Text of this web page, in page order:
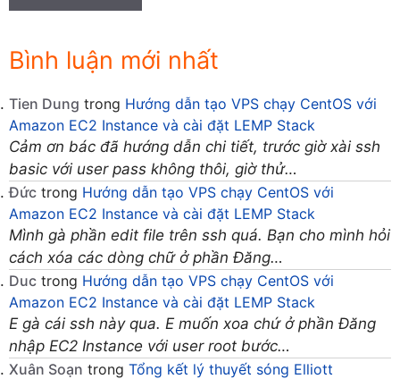
Bình luận mới nhất
Tien Dung trong Hướng dẫn tạo VPS chạy CentOS với
Amazon EC2 Instance và cài đặt LEMP Stack
Cảm ơn bác đã hướng dẫn chi tiết, trước giờ xài ssh
basic với user pass không thôi, giờ thử…
Đức trong Hướng dẫn tạo VPS chạy CentOS với
Amazon EC2 Instance và cài đặt LEMP Stack
Mình gà phần edit file trên ssh quá. Bạn cho mình hỏi
cách xóa các dòng chữ ở phần Đăng…
Duc trong Hướng dẫn tạo VPS chạy CentOS với
Amazon EC2 Instance và cài đặt LEMP Stack
E gà cái ssh này qua. E muốn xoa chứ ở phần Đăng
nhập EC2 Instance với user root bước…
Xuân Soạn trong Tổng kết lý thuyết sóng Elliott